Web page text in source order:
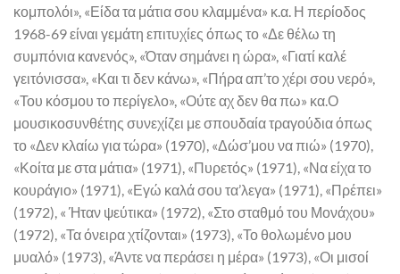
κομπολόι», «Είδα τα μάτια σου κλαμμένα» κ.α. Η περίοδος
1968-69 είναι γεμάτη επιτυχίες όπως το «Δε θέλω τη
συμπόνια κανενός», «Όταν σημάνει η ώρα», «Γιατί καλέ
γειτόνισσα», «Και τι δεν κάνω», «Πήρα απ’το χέρι σου νερό»,
«Του κόσμου το περίγελο», «Ούτε αχ δεν θα πω» κα.Ο
μουσικοσυνθέτης συνεχίζει με σπουδαία τραγούδια όπως
το «Δεν κλαίω για τώρα» (1970), «Δώσ’μου να πιώ» (1970),
«Κοίτα με στα μάτια» (1971), «Πυρετός» (1971), «Να είχα το
κουράγιο» (1971), «Εγώ καλά σου τα’λεγα» (1971), «Πρέπει»
(1972), « Ήταν ψεύτικα» (1972), «Στο σταθμό του Μονάχου»
(1972), «Τα όνειρα χτίζονται» (1973), «Το θολωμένο μου
μυαλό» (1973), «Άντε να περάσει η μέρα» (1973), «Οι μισοί